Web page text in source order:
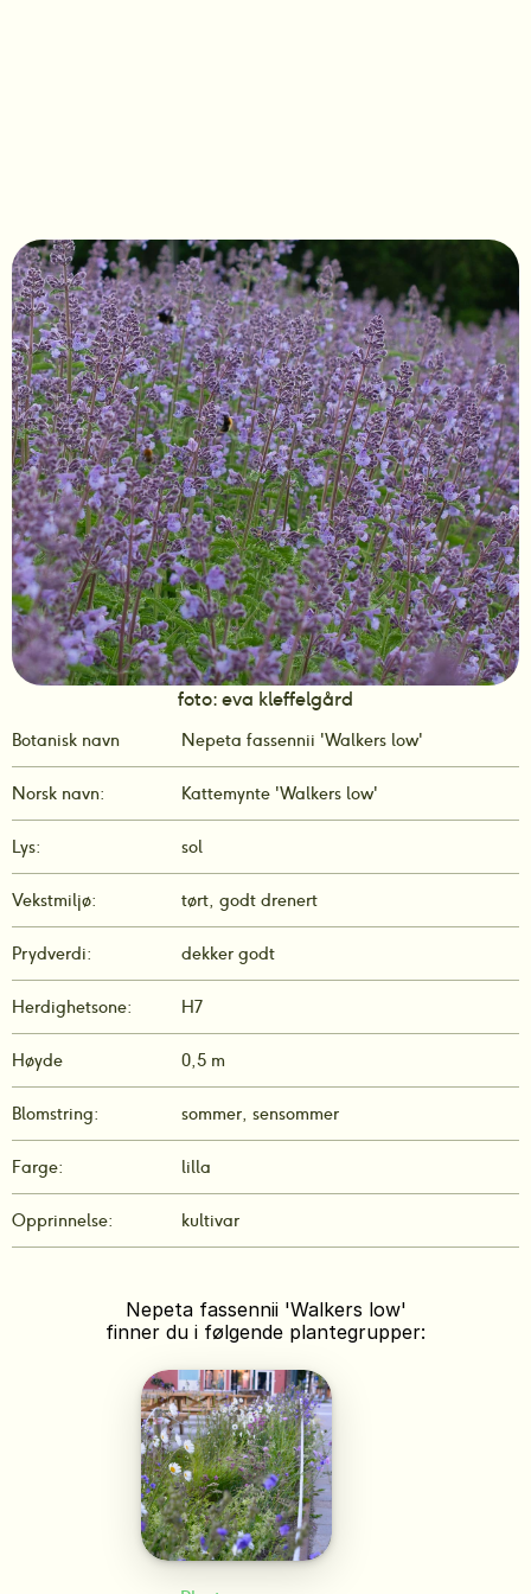
Botanisk navn Nepeta fassennii 'Walkers low'
Norsk navn: Kattemynte 'Walkers low'
Lys: sol
Vekstmiljø: tørt, godt drenert
Prydverdi: dekker godt
Herdighetsone: H7
Høyde 0,5 m
Blomstring: sommer, sensommer
Farge: lilla
Opprinnelse: kultivar
foto: eva kleffelgård
Nepeta fassennii 'Walkers low'
finner du i følgende plantegrupper: